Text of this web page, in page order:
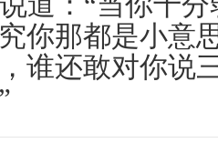
你那都是小意
谁还敢对你说